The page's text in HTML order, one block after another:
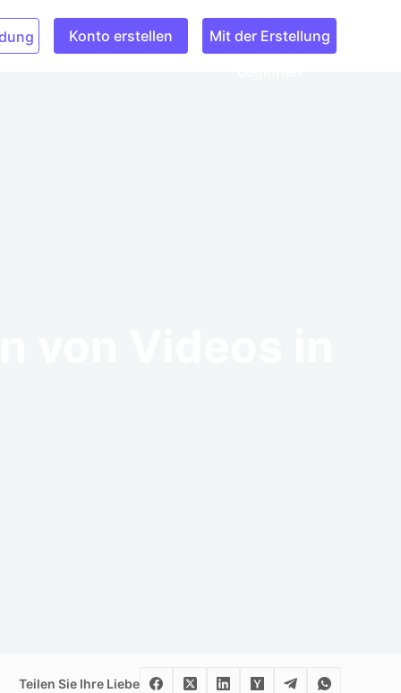
Konto erstellen
Mit der Erstellung
Teilen Sie Ihre Liebe